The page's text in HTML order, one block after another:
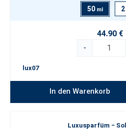
50 ml 2
44.90 €
-
lux07
In den Warenkorb
Luxusparfüm −